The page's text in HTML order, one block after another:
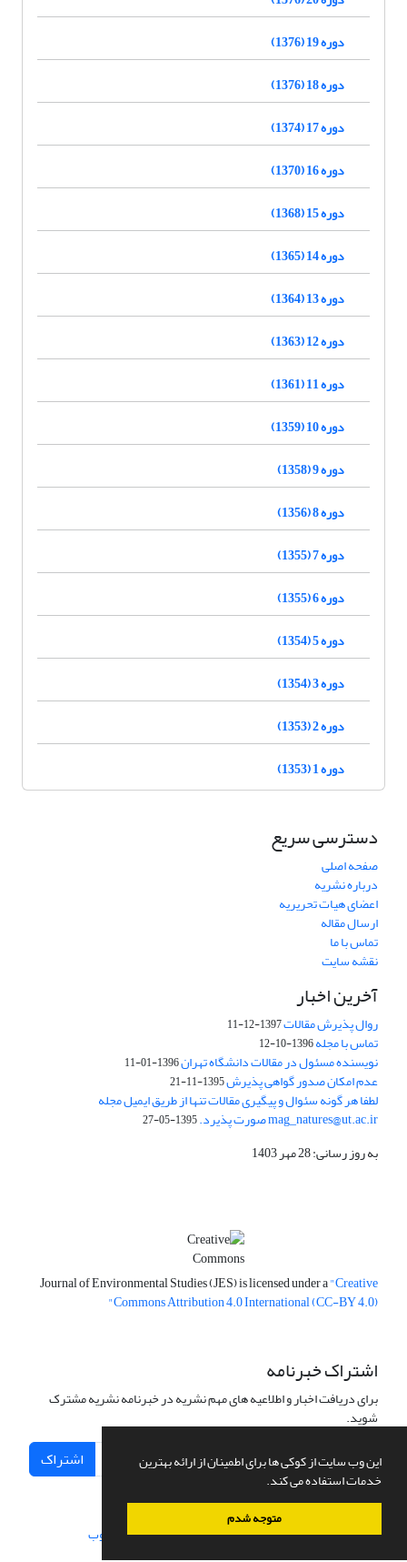
این وب سایت از کوکی ها برای اطمینان از ارائه بهترین
خدمات استفاده می کند.
متوجه شدم
دوره 19 (1376)
دوره 18 (1376)
دوره 17 (1374)
دوره 16 (1370)
دوره 15 (1368)
دوره 14 (1365)
دوره 13 (1364)
دوره 12 (1363)
دوره 11 (1361)
دوره 10 (1359)
دوره 9 (1358)
دوره 8 (1356)
دوره 7 (1355)
دوره 6 (1355)
دوره 5 (1354)
دوره 3 (1354)
دوره 2 (1353)
دوره 1 (1353)
دسترسی سریع
صفحه اصلی
درباره نشریه
اعضای هیات تحریریه
ارسال مقاله
تماس با ما
نقشه سایت
آخرین اخبار
روال پذیرش مقالات1397-12-11
تماس با مجله1396-10-12
نویسنده مسئول در مقالات دانشگاه تهران1396-01-11
عدم امکان صدور گواهی پذیرش1395-11-21
لطفا هر گونه سئوال و پیگیری مقالات تنها از طریق ایمیل مجله
mag_natures@ut.ac.ir صورت پذیرد. 1395-05-27
به روز رسانی: 28 مهر 1403
Journal of Environmental Studies (JES) is licensed under a"Creative
Commons Attribution 4.0 International (CC-BY 4.0)"
اشتراک خبرنامه
برای دریافت اخبار و اطلاعیه های مهم نشریه در خبرنامه نشریه مشترک
شوید.
اشتراک
سامانه مدیریت نشریات علمی.طراحی و پیاده سازی از سیناوب